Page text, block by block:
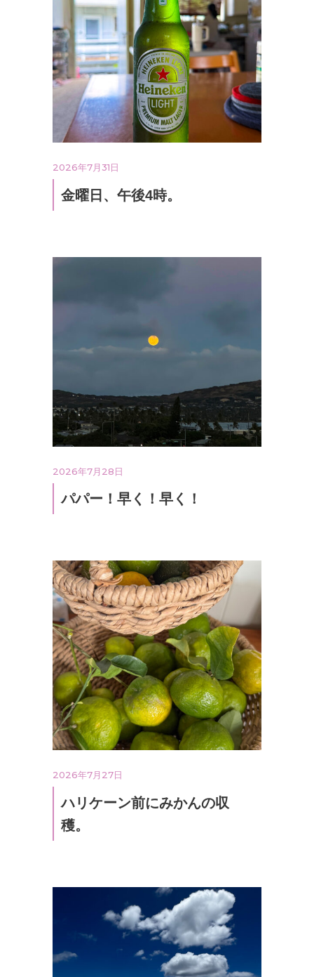
2026年7月31日
金曜日、午後4時。
2026年7月28日
パパー！早く！早く！
2026年7月27日
ハリケーン前にみかんの収
穫。